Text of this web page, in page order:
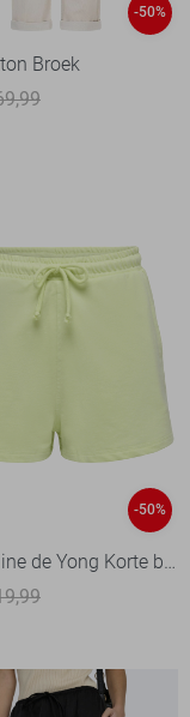
-50%
Broek
-50%
Jacqueline de Yong Korte broek